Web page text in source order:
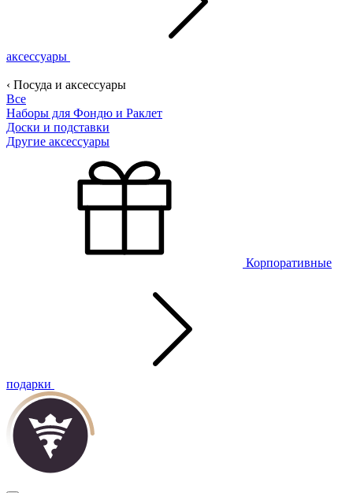
аксессуары
‹ Посуда и аксессуары
Все
Наборы для Фондю и Раклет
Доски и подставки
Другие аксессуары
Корпоративные
подарки